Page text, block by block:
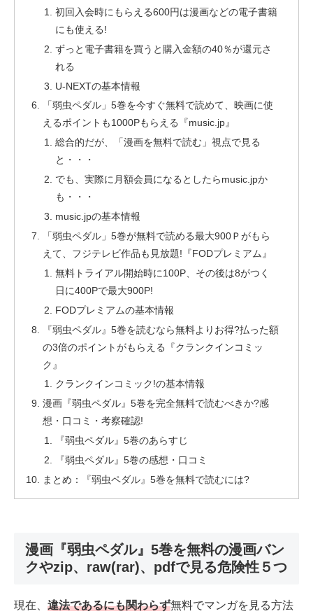
初回入会時にもらえる600円は漫画などの電子書籍
にも使える!
ずっと電子書籍を買うと購入金額の40％が還元さ
れる
U-NEXTの基本情報
「弱虫ペダル」5巻を今すぐ無料で読めて、映画に使
えるポイントも1000Pもらえる『music.jp』
総合的だが、「漫画を無料で読む」視点で見る
と・・・
でも、実際に月額会員になるとしたらmusic.jpか
も・・・
music.jpの基本情報
「弱虫ペダル」5巻が無料で読める最大900Ｐがもら
えて、フジテレビ作品も見放題!『FODプレミアム』
無料トライアル開始時に100P、その後は8がつく
日に400Pで最大900P!
FODプレミアムの基本情報
『弱虫ペダル』5巻を読むなら無料よりお得?払った額
の3倍のポイントがもらえる『クランクインコミッ
ク』
クランクインコミック!の基本情報
漫画『弱虫ペダル』5巻を完全無料で読むべきか?感
想・口コミ・考察確認!
『弱虫ペダル』5巻のあらすじ
『弱虫ペダル』5巻の感想・口コミ
まとめ：『弱虫ペダル』5巻を無料で読むには?
漫画『弱虫ペダル』5巻を無料の漫画バン
クやzip、raw(rar)、pdfで見る危険性５つ
現在、 違法であるにも関わらず無料でマンガを見る方法